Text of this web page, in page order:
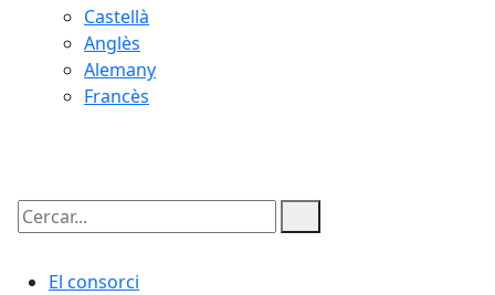
Castellà
Anglès
Alemany
Francès
Cercar:
El consorci